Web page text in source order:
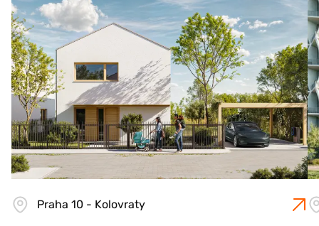
Praha 10 - Kolovraty